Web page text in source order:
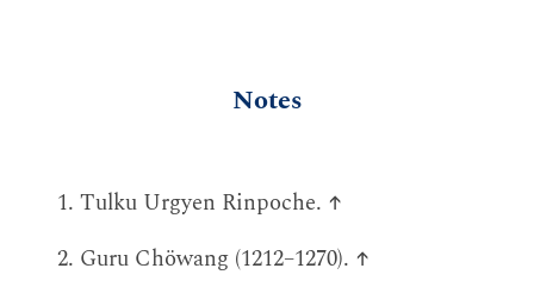
Notes
Tulku Urgyen Rinpoche. ↑
Guru Chöwang (1212–1270). ↑